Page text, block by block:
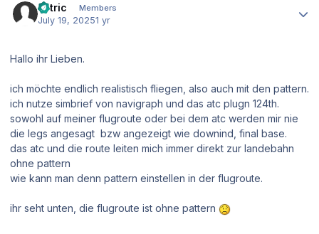
kotric Members
July 19, 20251 yr
Hallo ihr Lieben.
ich möchte endlich realistisch fliegen, also auch mit den pattern.
ich nutze simbrief von navigraph und das atc plugn 124th.
sowohl auf meiner flugroute oder bei dem atc werden mir nie
die legs angesagt bzw angezeigt wie downind, final base.
das atc und die route leiten mich immer direkt zur landebahn
ohne pattern
wie kann man denn pattern einstellen in der flugroute.
ihr seht unten, die flugroute ist ohne pattern